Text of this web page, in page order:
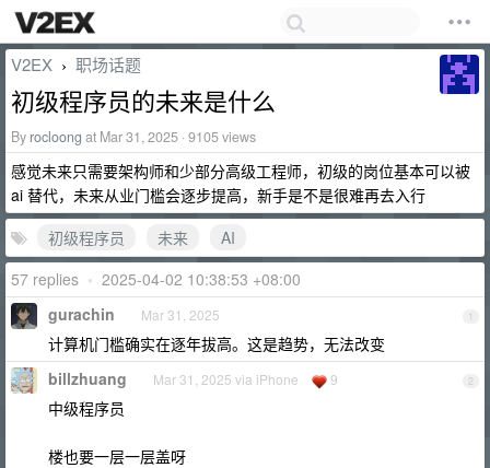
V2EX › 职场话题
初级程序员的未来是什么
By rocloong at Mar 31, 2025 · 9105 views
感觉未来只需要架构师和少部分高级工程师，初级的岗位基本可以被
ai 替代，未来从业门槛会逐步提高，新手是不是很难再去入行
初级程序员
未来
AI
57 replies • 2025-04-02 10:38:53 +08:00
1
gurachin Mar 31, 2025
计算机门槛确实在逐年拔高。这是趋势，无法改变
2
billzhuang Mar 31, 2025 via iPhone 9
中级程序员
楼也要一层一层盖呀